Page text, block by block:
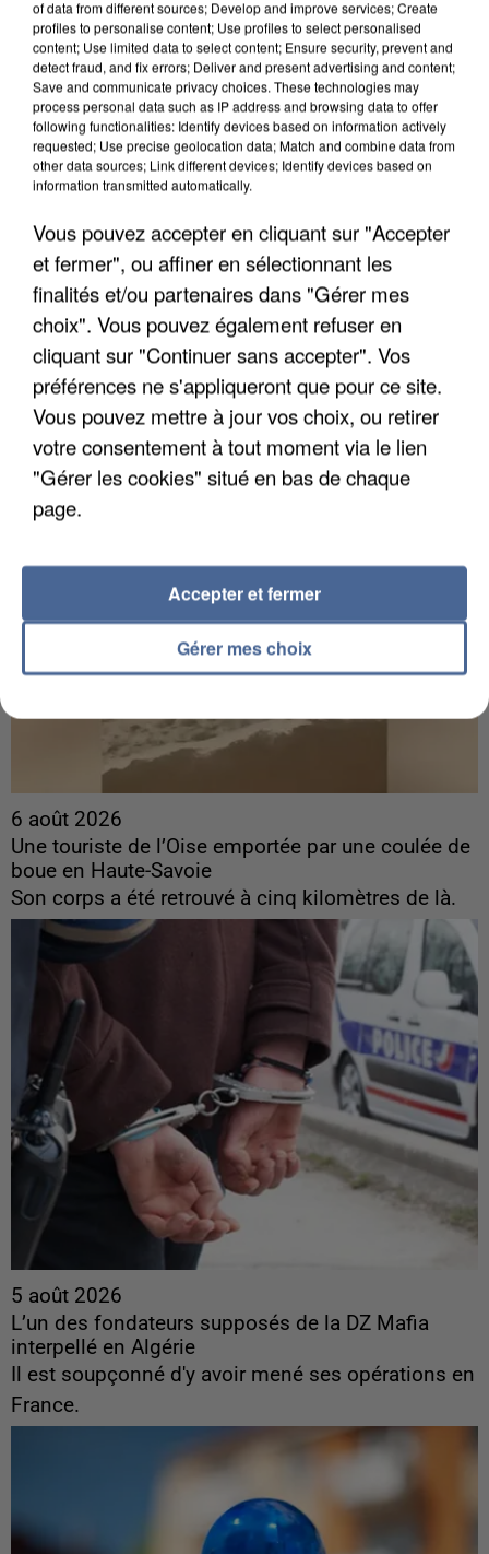
6 août 2026
Gabriel Attal et Raphaël Glucksmann visés par des
ingérences...
Sollicité, Sébastien Lecornu annonce un "travail
commun" avec les partis à la rentrée.
6 août 2026
Une touriste de l’Oise emportée par une coulée de
boue en Haute-Savoie
Son corps a été retrouvé à cinq kilomètres de là.
5 août 2026
L’un des fondateurs supposés de la DZ Mafia
interpellé en Algérie
Il est soupçonné d'y avoir mené ses opérations en
France.
of data from different sources; Develop and improve services; Create
profiles to personalise content; Use profiles to select personalised
content; Use limited data to select content; Ensure security, prevent and
detect fraud, and fix errors; Deliver and present advertising and content;
Save and communicate privacy choices. These technologies may
process personal data such as IP address and browsing data to offer
following functionalities: Identify devices based on information actively
requested; Use precise geolocation data; Match and combine data from
other data sources; Link different devices; Identify devices based on
information transmitted automatically.
Vous pouvez accepter en cliquant sur "Accepter
et fermer", ou affiner en sélectionnant les
finalités et/ou partenaires dans "Gérer mes
choix". Vous pouvez également refuser en
cliquant sur "Continuer sans accepter". Vos
préférences ne s'appliqueront que pour ce site.
Vous pouvez mettre à jour vos choix, ou retirer
votre consentement à tout moment via le lien
"Gérer les cookies" situé en bas de chaque
page.
Gérer mes choix
Accepter et fermer